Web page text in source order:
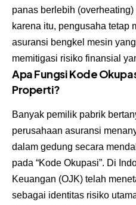
panas berlebih
karena itu, pengusaha tetap
asuransi bengkel mesin
memitigasi risiko finansial
Apa Fungsi Kode
Properti?
Banyak pemilik pabrik
perusahaan asuransi
dalam gedung secara
pada “Kode Okupasi”. Di
Keuangan (OJK) telah
sebagai identitas risiko